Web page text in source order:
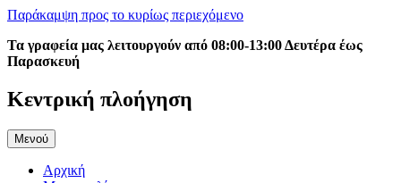
Παράκαμψη προς το κυρίως περιεχόμενο
Τα γραφεία μας λειτουργούν από 08:00-13:00 Δευτέρα έως
Παρασκευή
Κεντρική πλοήγηση
Μενού
Αρχική